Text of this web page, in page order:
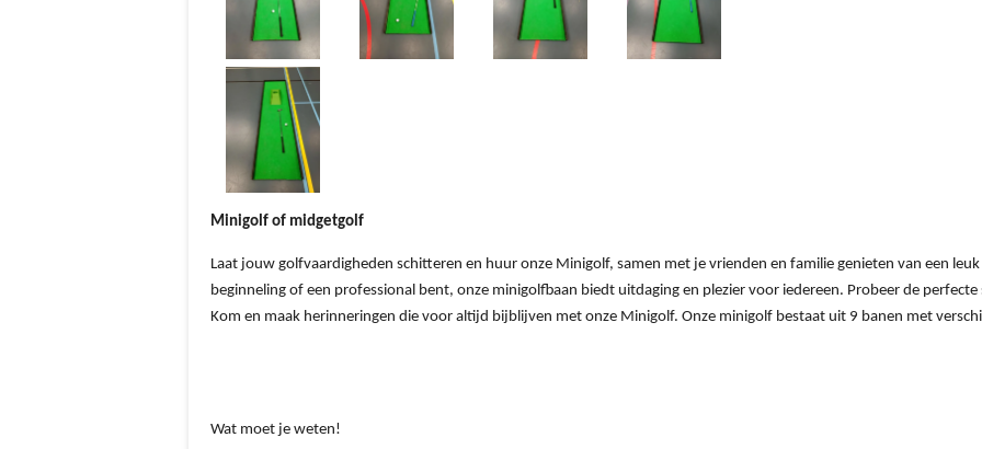
Minigolf of midgetgolf
Laat jouw golfvaardigheden schitteren en huur onze Minigolf, samen met je vrienden en familie genieten van een
beginneling of een professional bent, onze minigolfbaan biedt uitdaging en plezier voor iedereen. Probeer de
Kom en maak herinneringen die voor altijd bijblijven met onze Minigolf. Onze minigolf bestaat uit 9 banen met
Wat moet je weten!